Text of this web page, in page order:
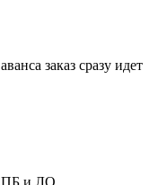
заказ сразу идет
и ЛО